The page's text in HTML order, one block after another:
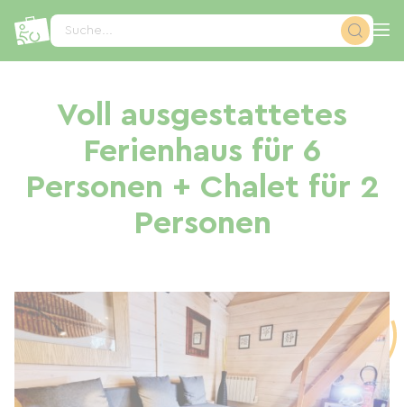
Suche...
Voll ausgestattetes
Ferienhaus für 6
Personen + Chalet für 2
Personen
Cookie-Einstellungen